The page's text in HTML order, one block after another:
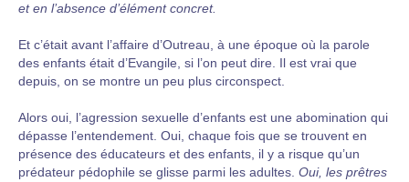
et en l’absence d’élément concret.
Et c’était avant l’affaire d’Outreau, à une époque où la parole
des enfants était d’Evangile, si l’on peut dire. Il est vrai que
depuis, on se montre un peu plus circonspect.
Alors oui, l’agression sexuelle d’enfants est une abomination qui
dépasse l’entendement. Oui, chaque fois que se trouvent en
présence des éducateurs et des enfants, il y a risque qu’un
prédateur pédophile se glisse parmi les adultes. Oui, les prêtres